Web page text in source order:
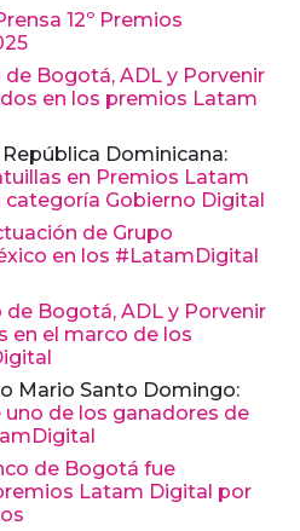
12º Premios
de Bogotá, ADL y Porvenir
en los premios Latam
Dominicana:
en Premios Latam
categoría Gobierno Digital
de Grupo
en los #LatamDigital
de Bogotá, ADL y Porvenir
en el marco de los
Mario Santo Domingo:
de los ganadores de
de Bogotá fue
Latam Digital por